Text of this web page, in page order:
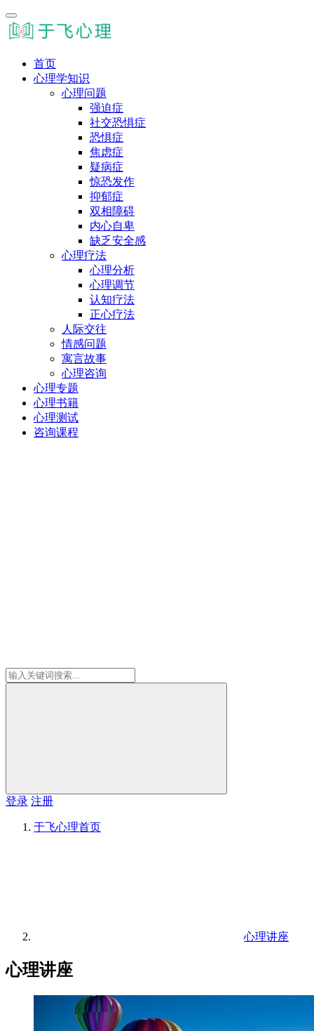
首页
心理学知识
心理问题
强迫症
社交恐惧症
恐惧症
焦虑症
疑病症
惊恐发作
抑郁症
双相障碍
内心自卑
缺乏安全感
心理疗法
心理分析
心理调节
认知疗法
正心疗法
人际交往
情感问题
寓言故事
心理咨询
心理专题
心理书籍
心理测试
咨询课程
登录 注册
于飞心理首页
心理讲座
心理讲座